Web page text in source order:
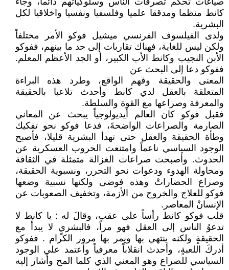
كانط منظما ومدققا علميا وفلسفيا ونفسيا واخلاقيا لكل
البشرية.
ولدى الفيلسوف الفرنسي ميشيل فوكو الأمر مختلفاً
ولكن ليس للغاية، فهناك تقاربات إلى حد ما بينهم، ففوكو
الأبن النجيب وكانط الأب الكبير، أو الجد الأعظم المعلم.
ففوكو دعا إلى البحث عن
المعنى والحقيقة وفهم الواقع، وطرد هذه البراءة
المتعلقة بالعقل لدي كانط وأحدث تلاعبا بالحقيقة
والمعرفة وصراعها مع القوة والسلطة.
فقبل فوكو كان العالم أيديولوجياً يبحث عن المعاني
الصارمة والصراعات الواضحةَ، فدعا فوكو نحو تفكيك
وطأة الحقيقة والعقل حتى تهدأ البشرية قليلا، فأصبح
الوجود السياسي ناعماً وامتنعت الحروب العسكرية عن
الحدوث. وأصبحت صراعات الغزالة متمثلة في الثقافة
ومحاولة الهدوء ودعوات نحو التحرر، ونسبوية الحقيقة،
وصراع الحضاراتْ وهذه فوضى ولكنها نسبية وضعها
فوكو للعلاج والخروج من الأزمة، وتخفيف الصعوبات عن
الإنسانْ المعاصر.
قلب فوكو كانط رأساً على عقب، وقالَ له : يا كانط لا
تدعوُ الناس إلى العقل فهو مراً، فالبشريٍ لا يبدأَ مع
الحقيقةٍ ولكنه ينتهي بها ويمر بها مرور الكرام . ففوكو
أدركَ اللعبةٍ، وأحدث انقلاباً معرفياً وأعتمد علي الوجود
السياسي للصراع وهو المعني الذي كلما المح وأشار إليه